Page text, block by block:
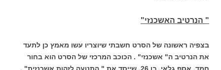
" הנרטיב האשכנזי"
בצפיה ראשונה של הסרט חשבתי שיוצריו עשו מאמץ כן לתעד
את הנרטיב ה" אשכנזי" . הכוכב המרכזי של הסרט הוא בחור
חמד, אסף גלאי, בן 26, שייסד את " התנועה לזהות אשכנזית" .